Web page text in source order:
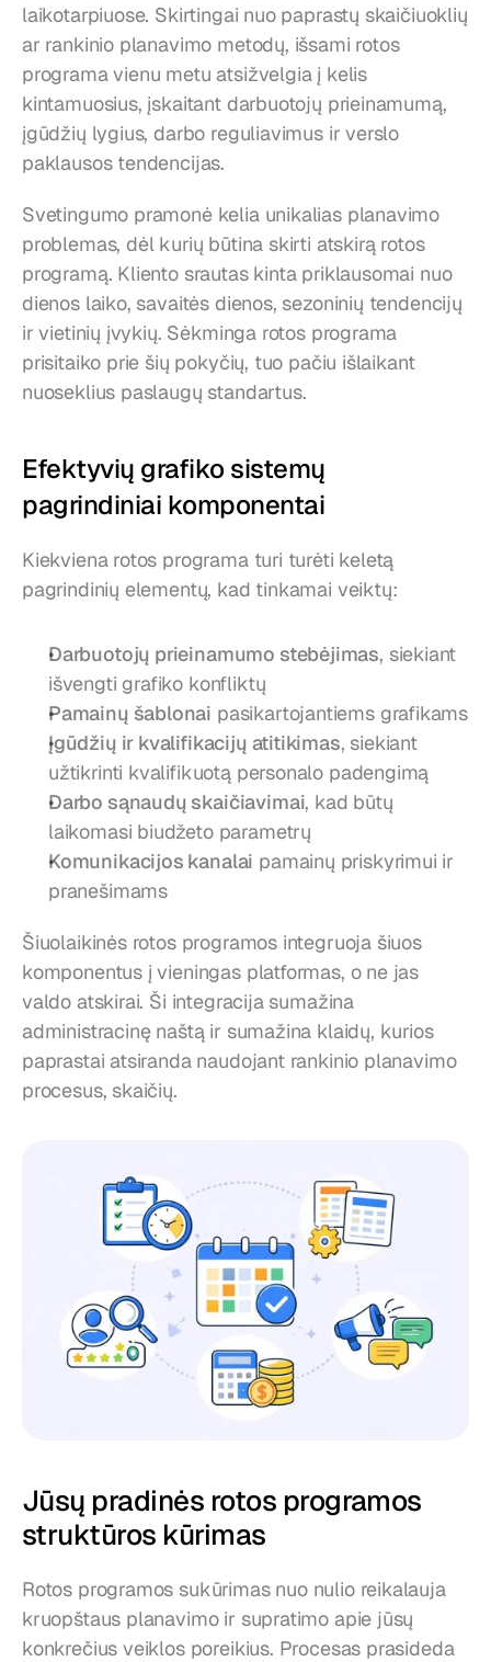
laikotarpiuose. Skirtingai nuo paprastų skaičiuoklių
ar rankinio planavimo metodų, išsami rotos
programa vienu metu atsižvelgia į kelis
kintamuosius, įskaitant darbuotojų prieinamumą,
įgūdžių lygius, darbo reguliavimus ir verslo
paklausos tendencijas.
Svetingumo pramonė kelia unikalias planavimo
problemas, dėl kurių būtina skirti atskirą rotos
programą. Kliento srautas kinta priklausomai nuo
dienos laiko, savaitės dienos, sezoninių tendencijų
ir vietinių įvykių. Sėkminga rotos programa
prisitaiko prie šių pokyčių, tuo pačiu išlaikant
nuoseklius paslaugų standartus.
Efektyvių grafiko sistemų
pagrindiniai komponentai
Kiekviena rotos programa turi turėti keletą
pagrindinių elementų, kad tinkamai veiktų:
Darbuotojų prieinamumo stebėjimas, siekiant
išvengti grafiko konfliktų
Pamainų šablonai pasikartojantiems grafikams
Įgūdžių ir kvalifikacijų atitikimas, siekiant
užtikrinti kvalifikuotą personalo padengimą
Darbo sąnaudų skaičiavimai, kad būtų
laikomasi biudžeto parametrų
Komunikacijos kanalai pamainų priskyrimui ir
pranešimams
Šiuolaikinės rotos programos integruoja šiuos
komponentus į vieningas platformas, o ne jas
valdo atskirai. Ši integracija sumažina
administracinę naštą ir sumažina klaidų, kurios
paprastai atsiranda naudojant rankinio planavimo
procesus, skaičių.
Jūsų pradinės rotos programos
struktūros kūrimas
Rotos programos sukūrimas nuo nulio reikalauja
kruopštaus planavimo ir supratimo apie jūsų
konkrečius veiklos poreikius. Procesas prasideda